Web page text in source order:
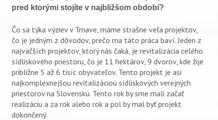
pred ktorými stojíte v najbližšom období?
Čo sa týka výziev v Trnave, máme strašne veľa projektov,
čo je jedným z dôvodov, prečo ma táto práca baví. Jeden z
najväčších projektov, ktorý nás čaká, je revitalizácia celého
sídliskového priestoru, čo je 11 hektárov, 9 dvorov, kde žije
približne 5 až 6 tisíc obyvateľov. Tento projekt je asi
najkomplexnejšou revitalizáciou sídliskových verejných
priestorov na Slovensku. Tento rok by sme mali začať
realizáciu a za rok alebo rok a pol by mal byť projekt
dokončený.